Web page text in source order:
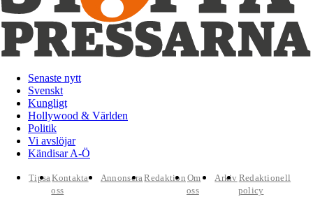
Senaste nytt
Svenskt
Kungligt
Hollywood & Världen
Politik
Vi avslöjar
Kändisar A-Ö
TipsaKontakta
oss
AnnonseraRedaktion Om
oss
Arkiv Redaktionell
policy